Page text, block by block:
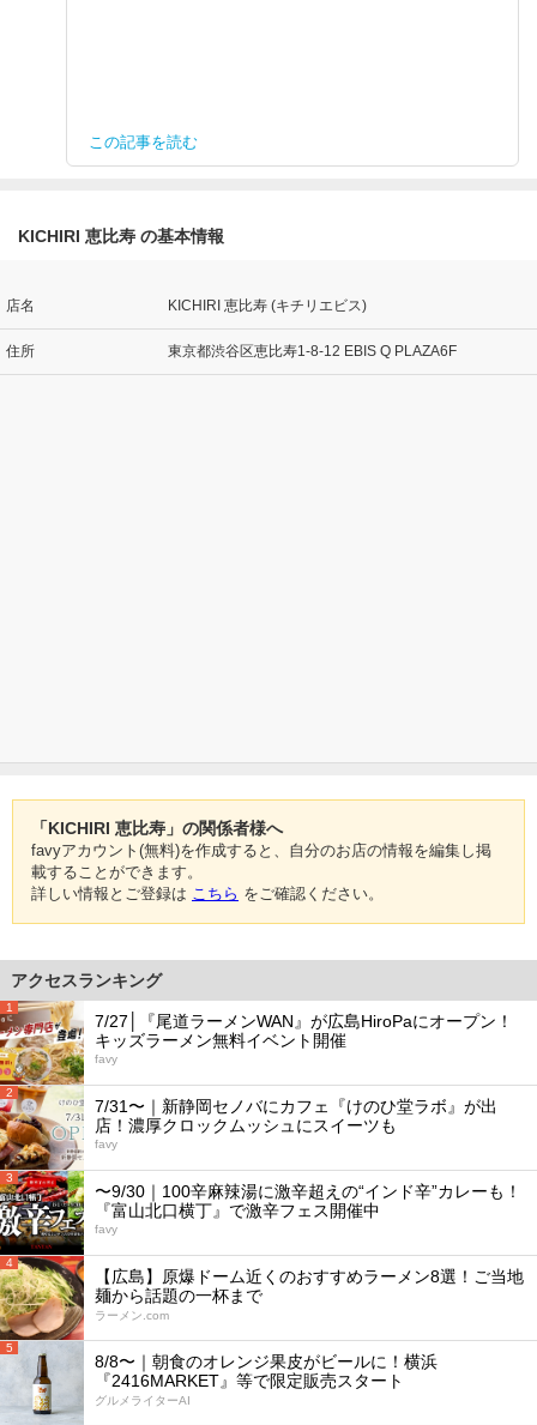
この記事を読む
KICHIRI 恵比寿 の基本情報
店名 KICHIRI 恵比寿 (キチリエビス)
住所 東京都渋谷区恵比寿1-8-12 EBIS Q PLAZA6F
「KICHIRI 恵比寿」の関係者様へ
favyアカウント(無料)を作成すると、自分のお店の情報を編集し掲
載することができます。
詳しい情報とご登録は こちら をご確認ください。
アクセスランキング
1
7/27│『尾道ラーメンWAN』が広島HiroPaにオープン！
キッズラーメン無料イベント開催
favy
2
7/31〜｜新静岡セノバにカフェ『けのひ堂ラボ』が出
店！濃厚クロックムッシュにスイーツも
favy
3
〜9/30｜100辛麻辣湯に激辛超えの“インド辛”カレーも！
『富山北口横丁』で激辛フェス開催中
favy
4
【広島】原爆ドーム近くのおすすめラーメン8選！ご当地
麺から話題の一杯まで
ラーメン.com
5
8/8〜｜朝食のオレンジ果皮がビールに！横浜
『2416MARKET』等で限定販売スタート
グルメライターAI